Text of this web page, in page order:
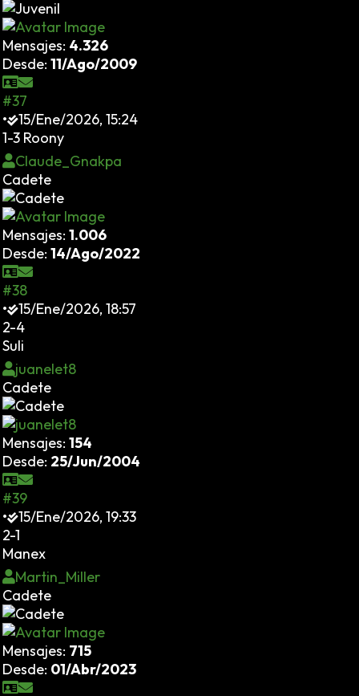
Mensajes: 4.326
Desde: 11/Ago/2009
#37
•
15/Ene/2026, 15:24
1-3 Roony
Claude_Gnakpa
Cadete
Mensajes: 1.006
Desde: 14/Ago/2022
#38
•
15/Ene/2026, 18:57
2-4
Suli
juanelet8
Cadete
Mensajes: 154
Desde: 25/Jun/2004
#39
•
15/Ene/2026, 19:33
2-1
Manex
Martin_Miller
Cadete
Mensajes: 715
Desde: 01/Abr/2023